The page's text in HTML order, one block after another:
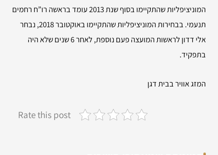
המוניציפליות שהתקיימו בסוף שנת 2013 עומד בראשה רו”ח רחמים
תנעמי. בבחירות המוניציפליות שהתקיימו באוקטובר 2018, נבחר
אלי דדון לראשות המועצה פעם נוספת, לאחר 6 שנים שלא היה
בתפקיד.
המזג אוויר בבית דגן
Rate this post